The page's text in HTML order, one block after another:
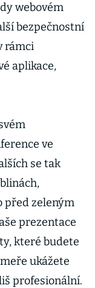
webovém
bezpečnostní
rámci
aplikace,
ve
se tak
před zeleným
prezentace
které budete
ukážete
profesionální.